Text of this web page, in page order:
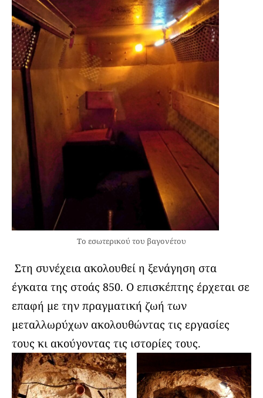
Το εσωτερικού του βαγονέτου
Στη συνέχεια ακολουθεί η ξενάγηση στα
έγκατα της στοάς 850. Ο επισκέπτης έρχεται σε
επαφή με την πραγματική ζωή των
μεταλλωρύχων ακολουθώντας τις εργασίες
τους κι ακούγοντας τις ιστορίες τους.